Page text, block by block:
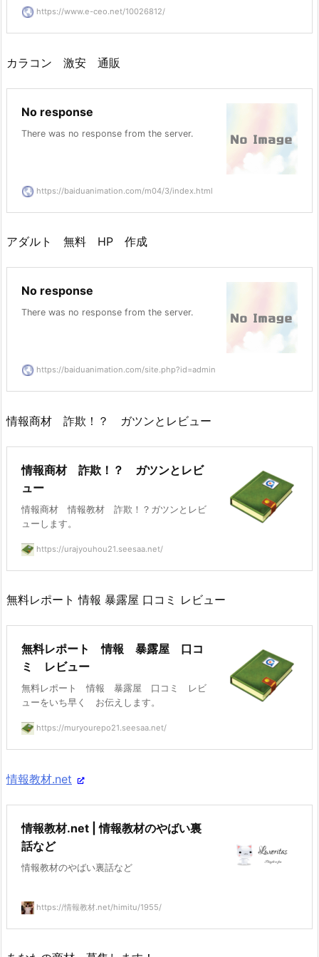
https://www.e-ceo.net/10026812/
カラコン 激安 通販
No response
There was no response from the server.
https://baiduanimation.com/m04/3/index.html
アダルト 無料 HP 作成
No response
There was no response from the server.
https://baiduanimation.com/site.php?id=admin
情報商材 詐欺！？ ガツンとレビュー
情報商材 詐欺！？ ガツンとレビ
ュー
情報商材 情報教材 詐欺！？ガツンとレビ
ューします。
https://urajyouhou21.seesaa.net/
無料レポート 情報 暴露屋 口コミ レビュー
無料レポート 情報 暴露屋 口コ
ミ レビュー
無料レポート 情報 暴露屋 口コミ レビ
ューをいち早く お伝えします。
https://muryourepo21.seesaa.net/
情報教材.net
情報教材.net | 情報教材のやばい裏
話など
情報教材のやばい裏話など
https://情報教材.net/himitu/1955/